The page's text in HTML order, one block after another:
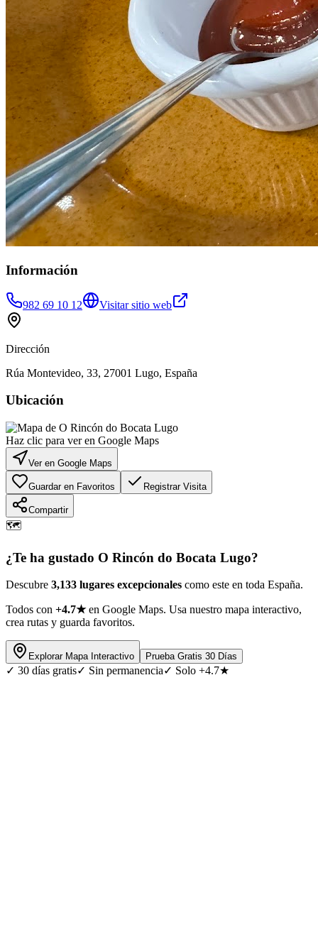
Información
982 69 10 12 Visitar sitio web
Dirección
Rúa Montevideo, 33, 27001 Lugo, España
Ubicación
Haz clic para ver en Google Maps
Ver en Google Maps
Guardar en Favoritos Registrar Visita
Compartir
🗺️
¿Te ha gustado O Rincón do Bocata Lugo?
Descubre 3,133 lugares excepcionales como este en toda España.
Todos con +4.7★en Google Maps. Usa nuestro mapa interactivo,
crea rutas y guarda favoritos.
Explorar Mapa Interactivo Prueba Gratis 30 Días
✓ 30 días gratis✓ Sin permanencia✓ Solo +4.7★